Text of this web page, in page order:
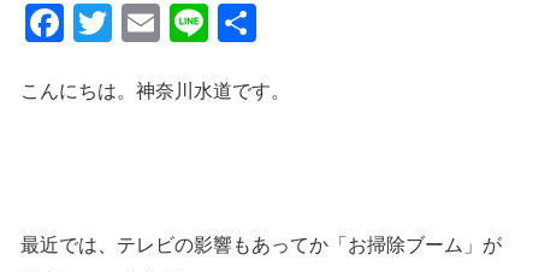
Facebook
TwitterEmail
Line
こんにちは。神奈川水道です。
最近では、テレビの影響もあってか「お掃除ブーム」が